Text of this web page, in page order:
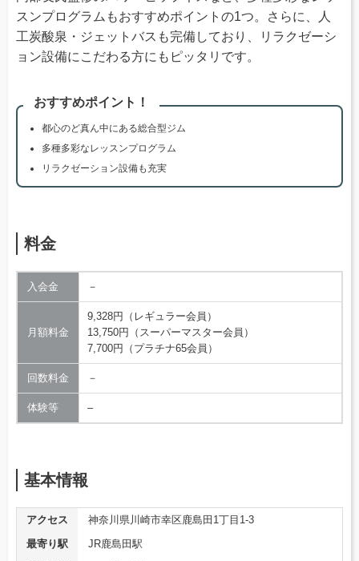
スンプログラムもおすすめポイントの1つ。さらに、人
工炭酸泉・ジェットバスも完備しており、リラクゼーシ
ョン設備にこだわる方にもピッタリです。
おすすめポイント！
都心のど真ん中にある総合型ジム
多種多彩なレッスンプログラム
リラクゼーション設備も充実
料金
入会金 －
月額料金
9,328円（レギュラー会員）
13,750円（スーパーマスター会員）
7,700円（プラチナ65会員）
回数料金 －
体験等 –
基本情報
アクセス
神奈川県川崎市幸区鹿島田1丁目1-3
最寄り駅
JR鹿島田駅